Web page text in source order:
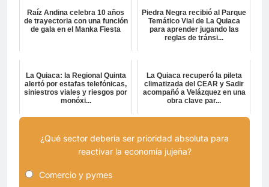
Raíz Andina celebra 10 años
de trayectoria con una función
de gala en el Manka Fiesta
Piedra Negra recibió al Parque
Temático Vial de La Quiaca
para aprender jugando las
reglas de tránsi...
La Quiaca: la Regional Quinta
alertó por estafas telefónicas,
siniestros viales y riesgos por
monóxi...
La Quiaca recuperó la pileta
climatizada del CEAR y Sadir
acompañó a Velázquez en una
obra clave par...
¿Qué sector debería ser prioridad absoluta para
reactivar la economía jujeña?
Comercio y pymes